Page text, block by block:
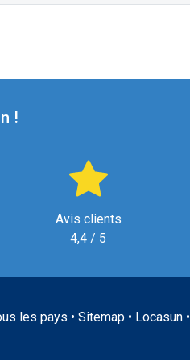
!
Avis clients
4,4 / 5
les pays • Sitemap• Locasun•